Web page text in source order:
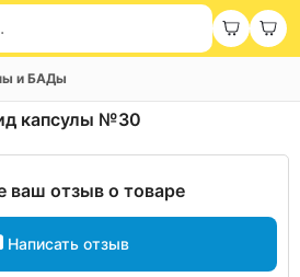
и БАДы
капсулы №30
ваш отзыв о товаре
Написать отзыв